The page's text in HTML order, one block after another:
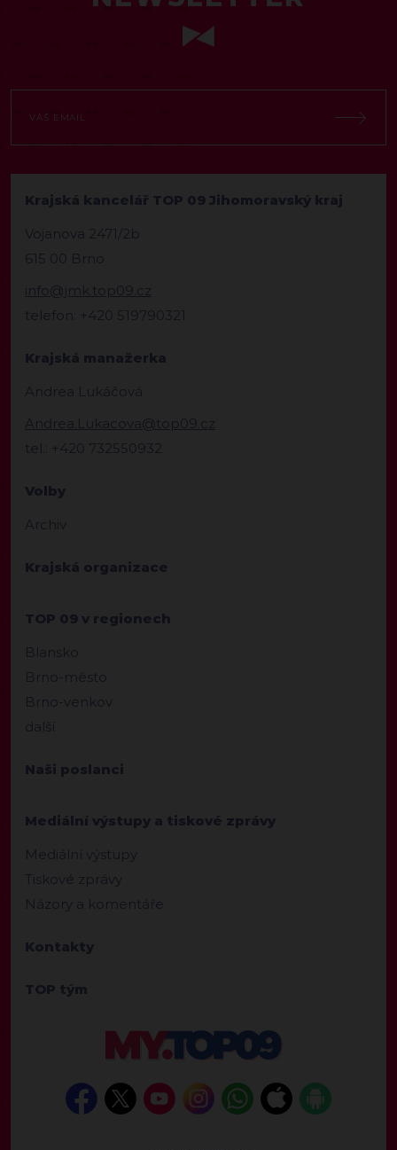
Krajská kancelář TOP 09 Jihomoravský kraj
Vojanova 2471/2b
615 00 Brno
info@jmk.top09.cz
telefon: +420 519790321
Krajská manažerka
Andrea Lukáčová
Andrea.Lukacova@top09.cz
tel.: +420 732550932
Volby
Archiv
Krajská organizace
TOP 09 v regionech
Blansko
Brno-město
Brno-venkov
další
Naši poslanci
Mediální výstupy a tiskové zprávy
Mediální výstupy
Tiskové zprávy
Názory a komentáře
Kontakty
TOP tým